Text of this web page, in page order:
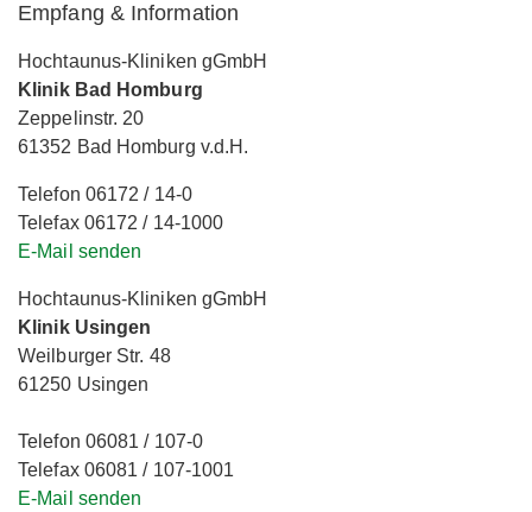
Empfang & Information
Hochtaunus-Kliniken gGmbH
Klinik Bad Homburg
Zeppelinstr. 20
61352 Bad Homburg v.d.H.
Telefon 06172 / 14-0
Telefax 06172 / 14-1000
E-Mail senden
Hochtaunus-Kliniken gGmbH
Klinik Usingen
Weilburger Str. 48
61250 Usingen
Telefon 06081 / 107-0
Telefax 06081 / 107-1001
E-Mail senden